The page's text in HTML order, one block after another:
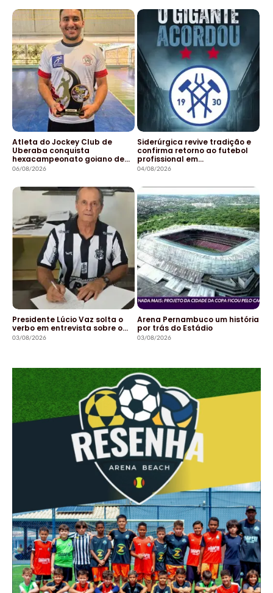
Atleta do Jockey Club de
Uberaba conquista
hexacampeonato goiano de…
06/08/2026
Siderúrgica revive tradição e
confirma retorno ao futebol
profissional em…
04/08/2026
Presidente Lúcio Vaz solta o
verbo em entrevista sobre o…
03/08/2026
Arena Pernambuco um história
por trás do Estádio
03/08/2026